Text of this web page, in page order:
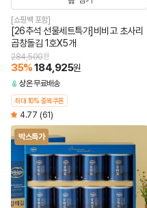
[쇼핑백 포함]
[26추석 선물세트특가]비비고 초사리
곱창돌김 1호X5개
284,500원
35%184,925원
상온무료배송
최대 10% 중복쿠폰
4.77 (61)
박스특가